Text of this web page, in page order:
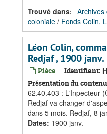
Trouvé dans: Archives
coloniale / Fonds Colin,
Léon Colin,
Redjaf , 1900 janv.
Pièce Identifiant:
Présentation du contenu
62.40.403 : L'Inpecteur
Redjaf va changer
dans 5 mois. Redjaf, 8
Dates: 1900 janv.